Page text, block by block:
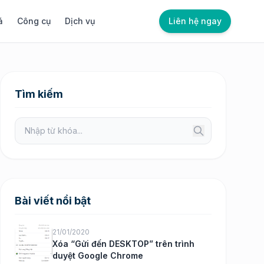
Công cụ Dịch vụ Liên hệ ngay
Tìm kiếm
Bài viết nổi bật
21/01/2020
Xóa “Gửi đến DESKTOP” trên trình
duyệt Google Chrome